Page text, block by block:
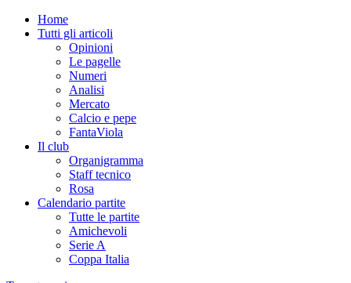
Home
Tutti gli articoli
Opinioni
Le pagelle
Numeri
Analisi
Mercato
Calcio e pepe
FantaViola
Il club
Organigramma
Staff tecnico
Rosa
Calendario partite
Tutte le partite
Amichevoli
Serie A
Coppa Italia